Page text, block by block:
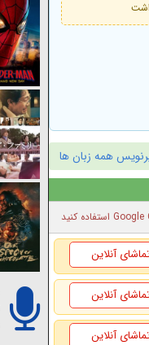
همه زبان ها
آنلاین
آنلاین
آنلاین